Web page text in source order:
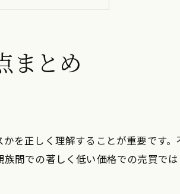
条件を解説
の贈与税判定基準
算方法
リスクの検証
まとめ
を正しく理解することが重要です
間での著しく低い価格での売買で